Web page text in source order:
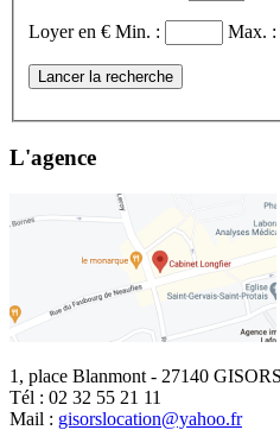
Loyer en € Min. : Max. :
Lancer la recherche
L'agence
1, place Blanmont - 27140 GISORS
Tél : 02 32 55 21 11
Mail : gisorslocation@yahoo.fr